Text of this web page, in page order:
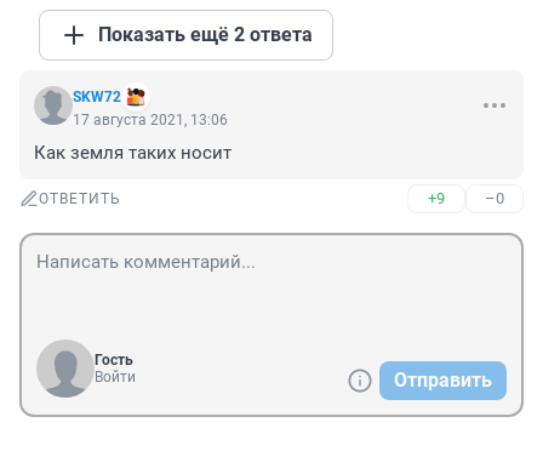
Показать ещё 2 ответа
SKW72
17 августа 2021, 13:06
Как земля таких носит
ОТВЕТИТЬ +9 –0
Гость
Войти
Отправить